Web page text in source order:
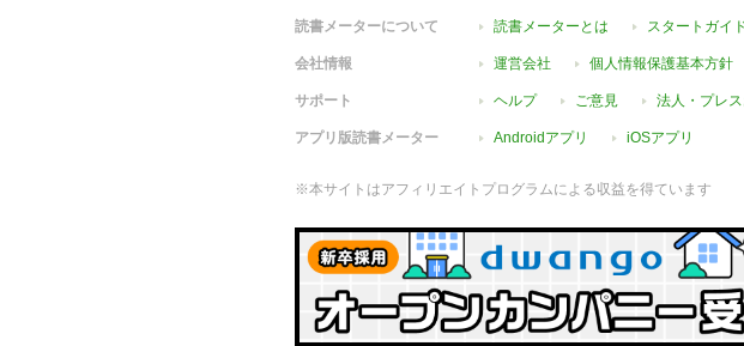
読書メーターについて 読書メーターとは スタートガイ
会社情報 運営会社 個人情報保護基本方針
サポート ヘルプ ご意見 法人・プレ
アプリ版読書メーター Androidアプリ iOSアプリ
※本サイトはアフィリエイトプログラムによる収益を得ています